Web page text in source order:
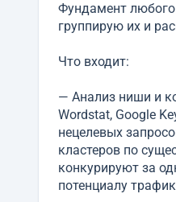
Фундамент
группирую их и
Что входит:
— Анализ ниши и
Wordstat, Google
нецелевых
кластеров по
конкурируют за
потенциалу